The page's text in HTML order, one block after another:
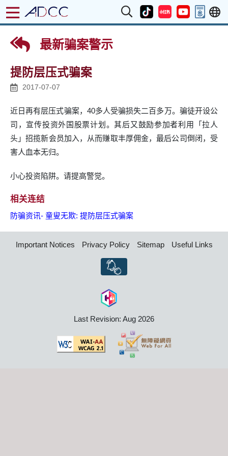
最新骗案警示
提防层压式骗案
2017-07-07
近日再有层压式骗案，40多人受骗损失二百多万。骗徒开设公
司，宣传投资外国股票计划。其后又鼓励参加者利用「拉人
头」招揽新会员加入，从而赚取丰厚佣金，最后公司倒闭，受
害人血本无归。
小心投资陷阱。请提高警觉。
相关连结
防骗资讯- 童叟无欺: 提防层压式骗案
Important Notices Privacy Policy Sitemap Useful Links
Last Revision: Aug 2026